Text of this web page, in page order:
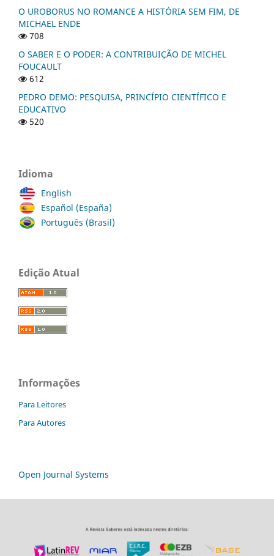
O UROBORUS NO ROMANCE A HISTÓRIA SEM FIM, DE
MICHAEL ENDE
708
O SABER E O PODER: A CONTRIBUIÇÃO DE MICHEL
FOUCAULT
612
PEDRO DEMO: PESQUISA, PRINCÍPIO CIENTÍFICO E
EDUCATIVO
520
Idioma
English
Español (España)
Português (Brasil)
Edição Atual
Informações
Para Leitores
Para Autores
Open Journal Systems